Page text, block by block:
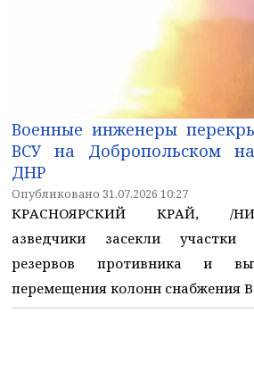
Военные инженеры
ВСУ на Добропольском
ДНР
Опубликовано 31.07.2026 10:27
КРАСНОЯРСКИЙ КРАЙ, /НИА-
азведчики засекли участки
резервов противника и
перемещения колонн снабжения